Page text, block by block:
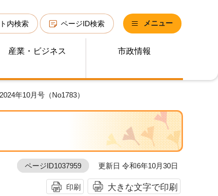
内検索 ページID検索 メニュー
産業・ビジネス 市政情報
年10月号（No1783）
ページID1037959 更新日 令和6年10月30日
印刷 大きな文字で印刷